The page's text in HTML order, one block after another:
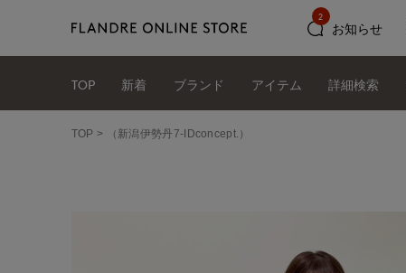
お知らせ
2
TOP 新着 ブランド アイテム 詳細検索
TOP （新潟伊勢丹7-IDconcept.）